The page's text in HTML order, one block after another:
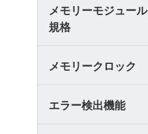
メモリーモジュール
規格
メモリークロック
エラー検出機能